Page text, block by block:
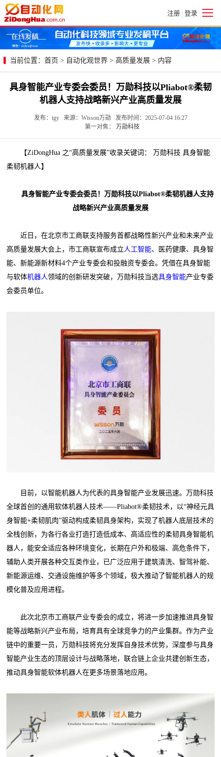
注册 | 登录
当前位置： 首页 > 自动化观世界 > 高质量发展 > 内容
具身智能产业专委会委员！万勋科技以Pliabot®柔韧
机器人支持战略新兴产业高质量发展
发布：tgy 来源：Wisson万勋 发布时间：2025-07-04 16:27
第一对焦： 万勋科技
【ZiDongHua 之“高质量发展”收录关键词： 万勋科技 具身智能
柔韧机器人】
具身智能产业专委会委员！万勋科技以Pliabot®柔韧机器人支持
战略新兴产业高质量发展
近日，在北京市工商联支持服务首都战略性新兴产业和未来产业
高质量发展大会上，市工商联宣布成立 人工智能、医药健康、具身智
能、新能源新材料4个产业专委会和投融资专委会。凭借在具身智能
与软体机器人领域的创新研发突破，万勋科技当选具身智能产业专委
会委员单位。
目前，以智能机器人为代表的具身智能产业发展迅速。万勋科技
全球首创的通用软体机器人技术——Pliabot®柔韧技术，以“神经元具
身智能+柔韧肌肉”驱动构成柔韧具身架构，实现了机器人底层技术的
全栈创新，为各行各业打造打造低成本、高适应性的柔韧具身智能机
器人，能安全适应各种环境变化，长期在户外和极端、高危条件下，
辅助人类开展各种交互类作业，已广泛应用于建筑清洗、智驾补能、
新能源运维、交通设施维护等多个领域，极大推动了智能机器人的规
模化普及应用进程。
此次北京市工商联产业专委会的成立，将进一步加速推进具身智
能等战略新兴产业布局，培育具有全球竞争力的产业集群。作为产业
链中的重要一员，万勋科技将充分发挥自身技术优势，深度参与具身
智能产业生态的顶层设计与战略落地，联合链上企业共建创新生态，
推动具身智能软体机器人在更多场景落地应用。